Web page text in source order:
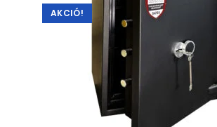
AKCIÓ!